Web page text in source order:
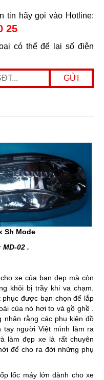
tin hãy gọi vào Hotline:
25
có thể để lại số điện
Sh Mode
MD-02 .
xe của bạn đẹp mà còn
khỏi bị trầy khi va chạm.
được bạn chọn để lắp
của nó hơi to và gồ ghề .
nhận rằng các phụ kiện đồ
người Việt mình làm ra
làm đẹp xe là rất chuyên
để cho ra đời những phụ
lốc máy lớn dành cho xe